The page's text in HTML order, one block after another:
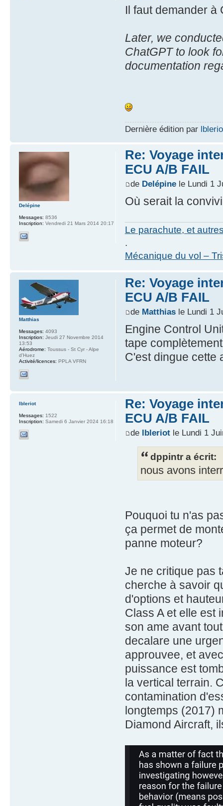
Il faut demander à
Later, we
ChatGPT to look
documentation
Dernière édition par
Re: Voyage
ECU A/B FAIL
de Delépinele Lundi 1
Où serait la
Le parachute, et
.
Mécanique du vol –
Delépine
Messages: 8536
Inscription: Vendredi 21 Mars 2014 20:17
Re: Voyage
ECU A/B FAIL
de Matthiasle Lundi 1
Engine Control
tape
C'est dingue cette
Matthias
Messages: 4093
Inscription: Jeudi 27 Novembre 2014
13:53
Aérodrome: Toussus - St Cyr - Alpe
d'Huez
Activité/licences: PPLA VFRN
Re: Voyage
ECU A/B FAIL
de lbleriotle Lundi 1
dppintr a écrit:
nous avons
Pouquoi tu n'as
ça permet de
panne moteur?
Je ne critique pas
cherche à savoir
d'options et
Class A et elle est
son ame avant
decalare une
approuvee, et
puissance est
la vertical terrain.
contamination
longtemps (2017)
Diamond Aircraft,
lbleriot
Messages: 1522
Inscription: Samedi 6 Janvier 2024 16:18